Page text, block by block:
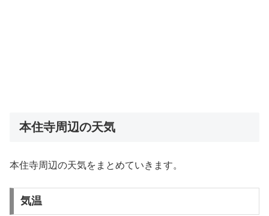
本住寺周辺の天気
本住寺周辺の天気をまとめていきます。
気温